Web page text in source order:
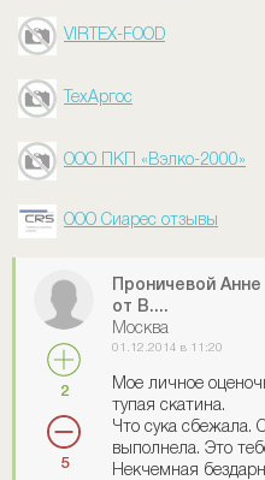
VIRTEX-FOOD
ТехАргос
ООО ПКП «Вэлко-2000»
ООО Сиарес отзывы
2
5
Проничевой Анне
от В....
Москва
01.12.2014 в 11:20
Мое личное
тупая скатина.
Что сука сбежала.
выполнела. Это
Некчемная